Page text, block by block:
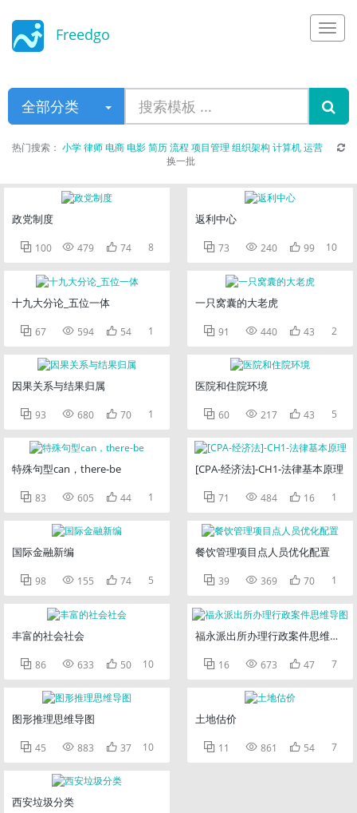
Freedgo
全部分类
热门搜索： 小学律师电商电影简历流程 项目管理 组织架构 计算机运营
换一批
政党制度
 100  479  74 8
十九大分论_五位一体
 67  594  54 1
因果关系与结果归属
 93  680  70 1
特殊句型can，there-be
 83  605  44 1
国际金融新编
 98  155  74 5
丰富的社会社会
 86  633  50 10
图形推理思维导图
 45  883  37 10
西安垃圾分类
返利中心
 73  240  99 10
一只窝囊的大老虎
 91  440  43 2
医院和住院环境
 60  217  43 5
[CPA-经济法]-CH1-法律基本原理
 71  484  16 1
餐饮管理项目点人员优化配置
 39  369  70 1
福永派出所办理行政案件思维导图
 16  673  47 7
土地估价
 11  861  54 7